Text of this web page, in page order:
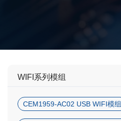
WIFI系列模组
CEM1959-AC02 USB WIFI模组